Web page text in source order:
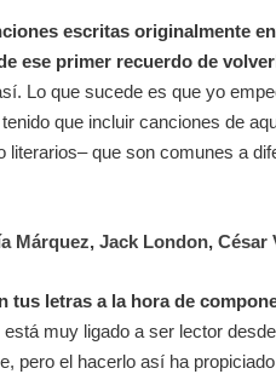
escritas originalmente
ese primer recuerdo de
Lo que sucede es que yo
que incluir canciones de
que son comunes a
Márquez,Jack London,César
tus letras a la hora de
muy ligado a ser lector
pero el hacerlo así ha